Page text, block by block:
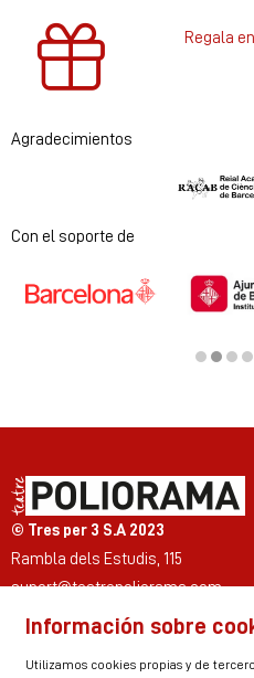
Regala
Agradecimientos
Diapositiva 1 de 2
Con el soporte de
© Tres per 3 S.A 2023
Rambla dels Estudis, 115
suport@teatrepoliorama.com
Link a instagram
Link a youtube
Link a twitter
Link aLink a
Link
Información sobre
Utilizamos cookies propias y de